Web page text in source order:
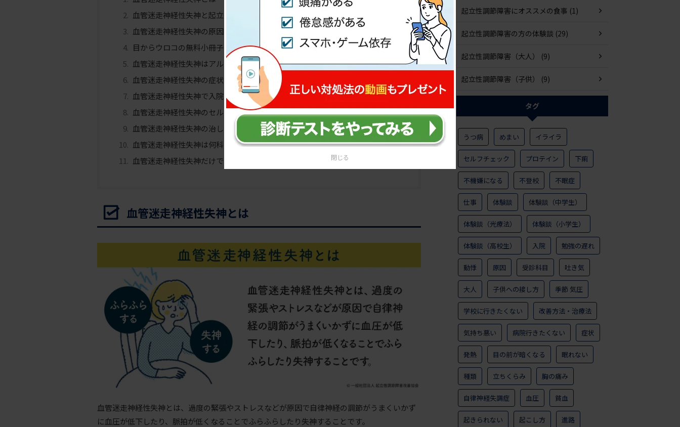
閉じる
血管迷走神経性失神と起立性調節障害との違い
血管迷走神経性失神の原因
目からウロコの無料小冊子と動画を配布しています。
血管迷走神経性失神はアルコールが原因で起こる？
血管迷走神経性失神の症状
血管迷走神経性失神で入院することはある？入院が必要な場合の症状
血管迷走神経性失神のセルフチェック
血管迷走神経性失神の治し方
血管迷走神経性失神は何科の病院に行くべき？
血管迷走神経性失神だけでなく起立性調節障害の治し方も把握しておこう
血管迷走神経性失神とは
血管迷走神経性失神とは、過度の緊張やストレスなどが原因で自律神経の調節がうまくいかず
に血圧が低下したり、脈拍が低くなることでふらふらしたり失神することです。
起立性調節障害にオススメの食事 (1)
起立性調節障害の方の体験談 (29)
起立性調節障害（大人） (9)
起立性調節障害（子供） (9)
タグ
うつ病 めまい イライラ
セルフチェック プロテイン 下痢
不機嫌になる 不登校 不眠症
仕事 体験談 体験談（中学生）
体験談（光療法） 体験談（小学生）
体験談（高校生） 入院 勉強の遅れ
動悸 原因 受診科目 吐き気
大人 子供への接し方 季節 気圧
学校に行きたくない 改善方法・治療法
気持ち悪い 病院行きたくない 症状
発熱 目の前が暗くなる 眠れない
種類 立ちくらみ 胸の痛み
自律神経失調症 血圧 貧血
起きられない 起こし方 進路